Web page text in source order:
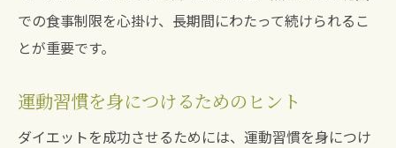
での食事制限を心掛け、長期間にわたって続けられるこ
とが重要です。
運動習慣を身につけるためのヒント
ダイエットを成功させるためには、運動習慣を身につけ